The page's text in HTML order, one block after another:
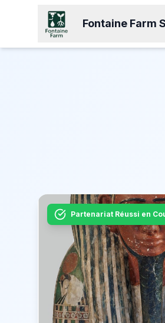
Fontaine Farm
Partenariat Réussi en